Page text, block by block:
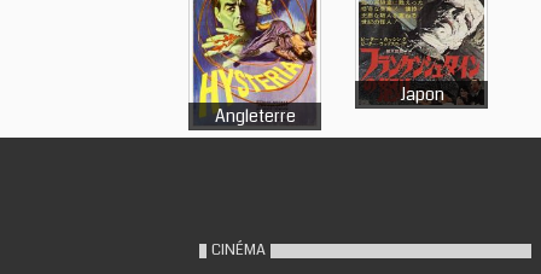
Angleterre
Japon
CINÉMA